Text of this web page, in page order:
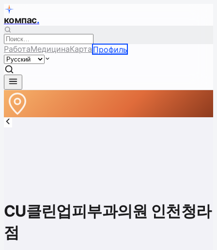
компас.
РаботаМедицинаКарта Профиль
CU클린업피부과의원 인천청라
점